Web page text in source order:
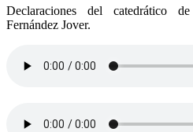
Declaraciones del catedrático
Fernández Jover.